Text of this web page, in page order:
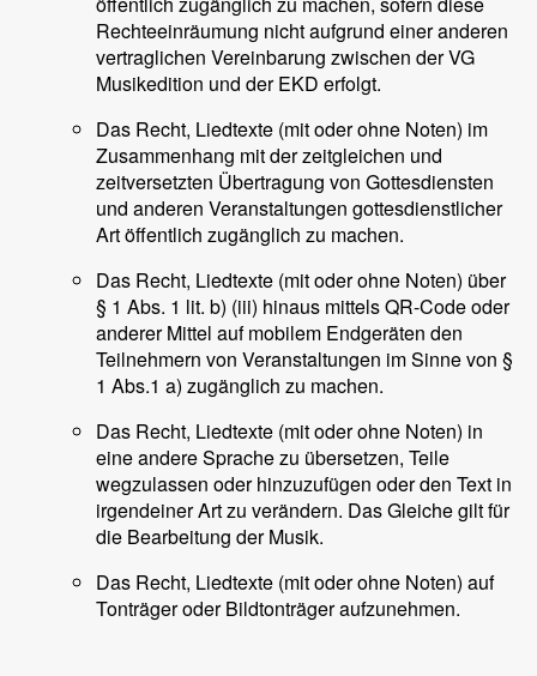
Rechteeinräumung nicht aufgrund einer anderen
vertraglichen Vereinbarung zwischen der VG
Musikedition und der EKD erfolgt.
Das Recht, Liedtexte (mit oder ohne Noten) im
Zusammenhang mit der zeitgleichen und
zeitversetzten Übertragung von Gottesdiensten
und anderen Veranstaltungen gottesdienstlicher
Art öffentlich zugänglich zu machen.
Das Recht, Liedtexte (mit oder ohne Noten) über
§ 1 Abs. 1 lit. b) (iii) hinaus mittels QR-Code oder
anderer Mittel auf mobilem Endgeräten den
Teilnehmern von Veranstaltungen im Sinne von §
1 Abs.1 a) zugänglich zu machen.
Das Recht, Liedtexte (mit oder ohne Noten) in
eine andere Sprache zu übersetzen, Teile
wegzulassen oder hinzuzufügen oder den Text in
irgendeiner Art zu verändern. Das Gleiche gilt für
die Bearbeitung der Musik.
Das Recht, Liedtexte (mit oder ohne Noten) auf
Tonträger oder Bildtonträger aufzunehmen.